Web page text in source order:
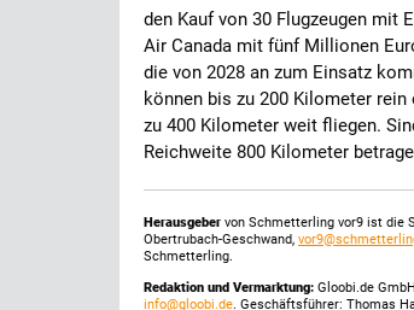
den Kauf von 30 Flugzeugen mit
Air Canada mit fünf Millionen
die von 2028 an zum Einsatz
können bis zu 200 Kilometer
zu 400 Kilometer weit fliegen.
Reichweite 800 Kilometer
Herausgeber von Schmetterling vor9 ist die
Obertrubach-Geschwand,
Schmetterling.
Redaktion und Vermarktung: Gloobi.de
info@gloobi.de. Geschäftsführer: Thomas